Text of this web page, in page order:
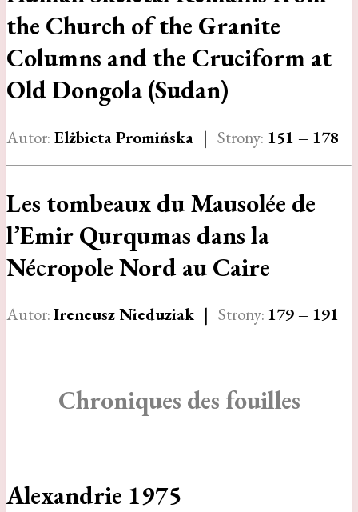
the Church of the Granite
Columns and the Cruciform at
Old Dongola (Sudan)
Autor: Elżbieta Promińska | Strony: 151 – 178
Les tombeaux du Mausolée de
l’Emir Qurqumas dans la
Nécropole Nord au Caire
Autor:Ireneusz Nieduziak | Strony: 179 – 191
Chroniques des fouilles
Alexandrie 1975